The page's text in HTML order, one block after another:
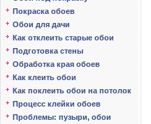
Покраска обоев
Обои для дачи
Как отклеить старые обои
Подготовка стены
Обработка края обоев
Как клеить обои
Как поклеить обои на потолок
Процесс клейки обоев
Проблемы: пузыри, обои